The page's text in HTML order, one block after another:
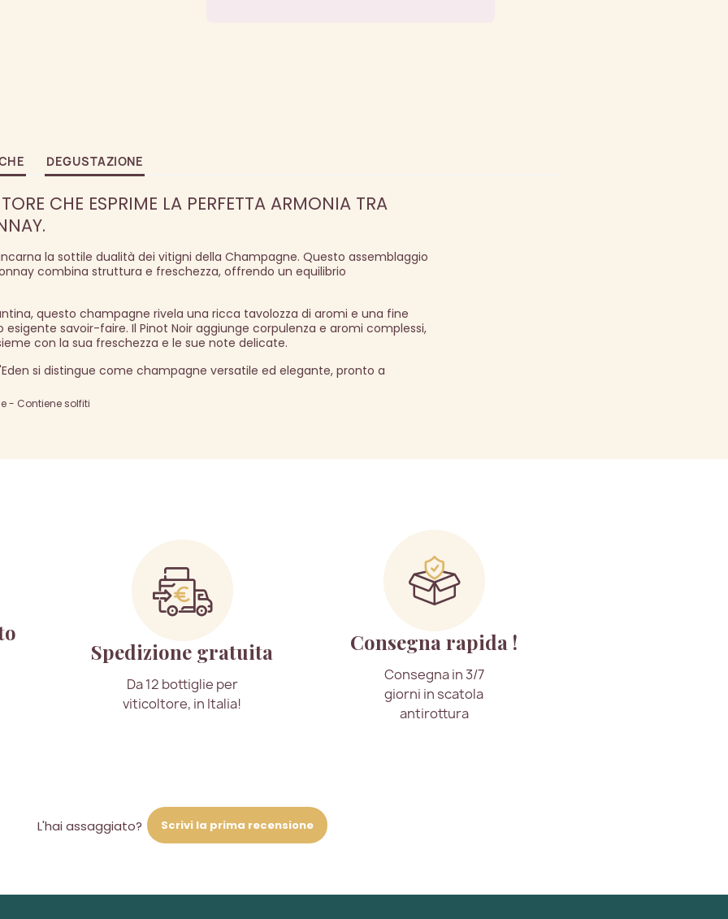
DEGUSTAZIONE
CHE ESPRIME LA PERFETTA ARMONIA TRA
incarna la sottile dualità dei vitigni della Champagne. Questo assemblaggio
combina struttura e freschezza, offrendo un equilibrio
questo champagne rivela una ricca tavolozza di aromi e una fine
savoir-faire. Il Pinot Noir aggiunge corpulenza e aromi complessi,
con la sua freschezza e le sue note delicate.
si distingue come champagne versatile ed elegante, pronto a
- Contiene solfiti
Spedizione gratuita
Da 12 bottiglie per
viticoltore, in Italia!
Consegna rapida !
Consegna in 3/7
giorni in scatola
antirottura
L'hai assaggiato? Scrivi la prima recensione